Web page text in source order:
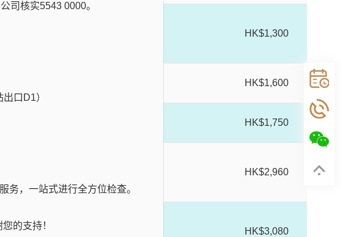
inflammatory
HK$1,300
HK$1,600
HK$1,750
HK$2,960
HK$3,080
司核实5543 0000。
口D1）
务，一站式进行全方位检查。
的支持！